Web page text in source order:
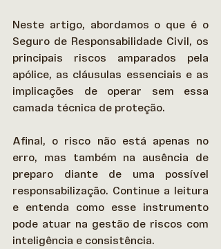
Neste artigo, abordamos o que é o
Seguro de Responsabilidade Civil, os
principais riscos amparados pela
apólice, as cláusulas essenciais e as
implicações de operar sem essa
camada técnica de proteção.
Afinal, o risco não está apenas no
erro, mas também na ausência de
preparo diante de uma possível
responsabilização. Continue a leitura
e entenda como esse instrumento
pode atuar na gestão de riscos com
inteligência e consistência.